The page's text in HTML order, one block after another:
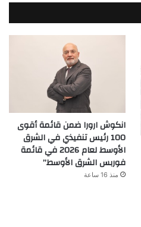
انكوش ارورا ضمن قائمة أقوى
100 رئيس تنفيذي في الشرق
الأوسط لعام 2026 في قائمة
فوربس الشرق الأوسط”
منذ 16 ساعة